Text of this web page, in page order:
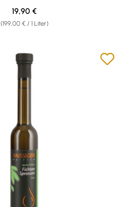
(199,00 € / 1 Liter)
Regulärer Preis:
19,90 €